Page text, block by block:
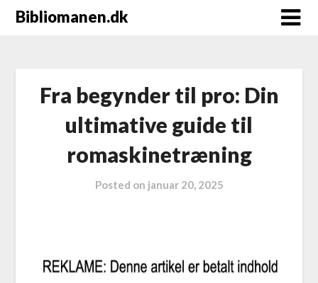
Bibliomanen.dk
Fra begynder til pro: Din
ultimative guide til
romaskinetræning
Posted on januar 20, 2025